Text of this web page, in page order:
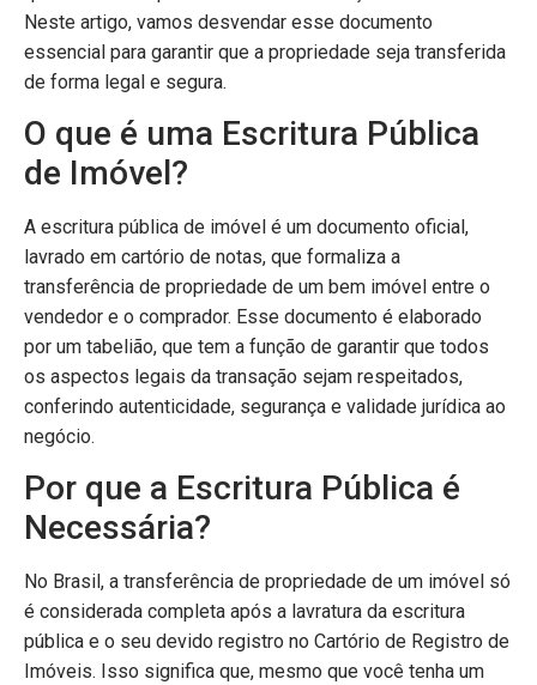
Neste artigo, vamos desvendar esse documento
essencial para garantir que a propriedade seja transferida
de forma legal e segura.
O que é uma Escritura Pública
de Imóvel?
A escritura pública de imóvel é um documento oficial,
lavrado em cartório de notas, que formaliza a
transferência de propriedade de um bem imóvel entre o
vendedor e o comprador. Esse documento é elaborado
por um tabelião, que tem a função de garantir que todos
os aspectos legais da transação sejam respeitados,
conferindo autenticidade, segurança e validade jurídica ao
negócio.
Por que a Escritura Pública é
Necessária?
No Brasil, a transferência de propriedade de um imóvel só
é considerada completa após a lavratura da escritura
pública e o seu devido registro no Cartório de Registro de
Imóveis. Isso significa que, mesmo que você tenha um